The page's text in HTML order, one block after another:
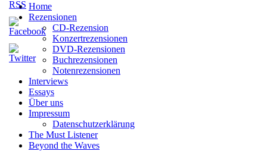
Home
Rezensionen
CD-Rezension
Konzertrezensionen
DVD-Rezensionen
Buchrezensionen
Notenrezensionen
Interviews
Essays
Über uns
Impressum
Datenschutzerklärung
The Must Listener
Beyond the Waves